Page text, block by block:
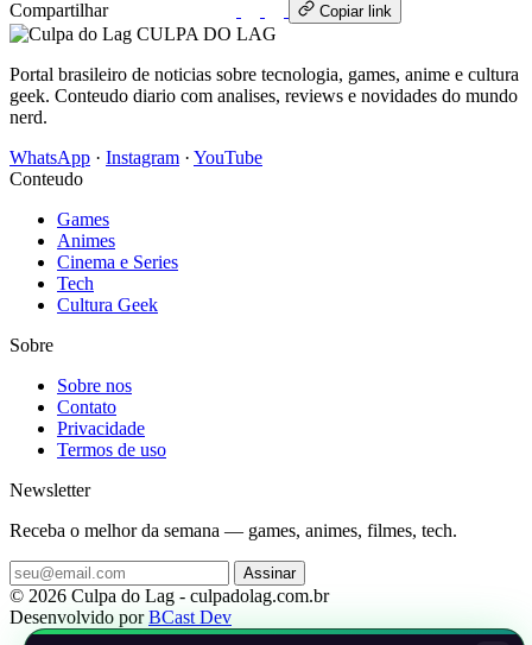
Compartilhar
Copiar link
CULPA DO LAG
Portal brasileiro de noticias sobre tecnologia, games, anime e cultura
geek. Conteudo diario com analises, reviews e novidades do mundo
nerd.
WhatsApp · Instagram · YouTube
Conteudo
Games
Animes
Cinema e Series
Tech
Cultura Geek
Sobre
Sobre nos
Contato
Privacidade
Termos de uso
Newsletter
Receba o melhor da semana — games, animes, filmes, tech.
Assinar
© 2026 Culpa do Lag - culpadolag.com.br
Desenvolvido porBCast Dev